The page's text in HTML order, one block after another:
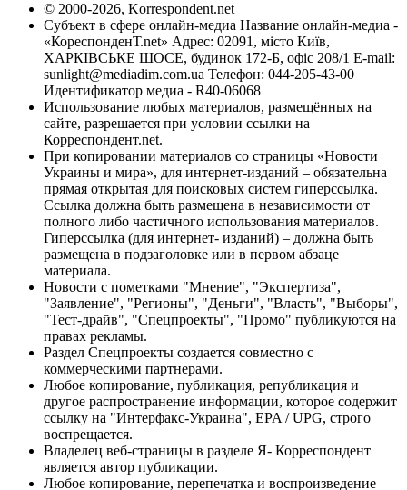
© 2000-2026, Korrespondent.net
Субъект в сфере онлайн-медиа Название онлайн-медиа -
«КореспонденТ.net» Адрес: 02091, місто Київ,
ХАРКІВСЬКЕ ШОСЕ, будинок 172-Б, офіс 208/1 E-mail:
sunlight@mediadim.com.ua Телефон: 044-205-43-00
Идентификатор медиа - R40-06068
Использование любых материалов, размещённых на
сайте, разрешается при условии ссылки на
Корреспондент.net.
При копировании материалов со страницы «Новости
Украины и мира», для интернет-изданий – обязательна
прямая открытая для поисковых систем гиперссылка.
Ссылка должна быть размещена в независимости от
полного либо частичного использования материалов.
Гиперссылка (для интернет- изданий) – должна быть
размещена в подзаголовке или в первом абзаце
материала.
Новости с пометками "Мнение", "Экспертиза",
"Заявление", "Регионы", "Деньги", "Власть", "Выборы",
"Тест-драйв", "Спецпроекты", "Промо" публикуются на
правах рекламы.
Раздел Спецпроекты создается совместно с
коммерческими партнерами.
Любое копирование, публикация, републикация и
другое распространение информации, которое содержит
ссылку на "Интерфакс-Украина", EPA / UPG, строго
воспрещается.
Владелец веб-страницы в разделе Я- Корреспондент
является автор публикации.
Любое копирование, перепечатка и воспроизведение